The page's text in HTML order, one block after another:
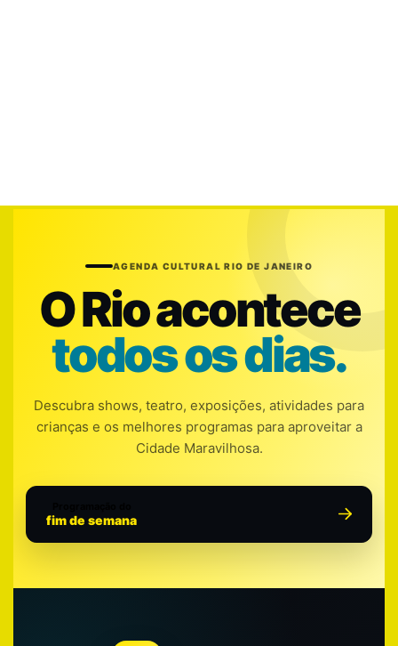
AGENDA CULTURAL RIO DE JANEIRO
O Rio acontece
todos os dias.
Descubra shows, teatro, exposições, atividades para
crianças e os melhores programas para aproveitar a
Cidade Maravilhosa.
fim de semana